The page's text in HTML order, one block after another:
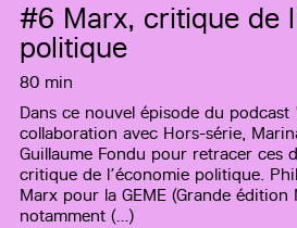
#6 Marx, critique de
politique
80 min
Dans ce nouvel épisode du
collaboration avec Hors-série,
Guillaume Fondu pour retracer ces
critique de l’économie politique.
Marx pour la GEME (Grande édition
notamment (…)